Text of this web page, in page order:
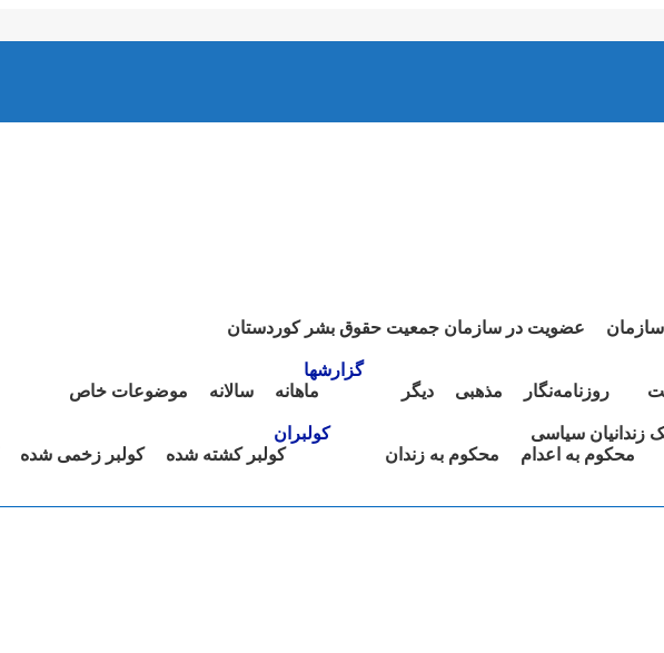
عضویت در سازمان جمعیت حقوق بشر کوردستان
روزنامەنگار مذهبی دیگر
گزارشها
ماهانە
سالانە
موضوعات خاص
زندانیان سیاسی
محکوم بە اعدام
محکوم بە زندان
کولبران
کولبر کشتە شدە
کولبر زخمی شدە